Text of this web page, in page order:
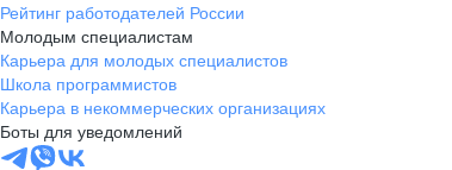
Рейтинг работодателей России
Молодым специалистам
Карьера для молодых специалистов
Школа программистов
Карьера в некоммерческих организациях
Боты для уведомлений